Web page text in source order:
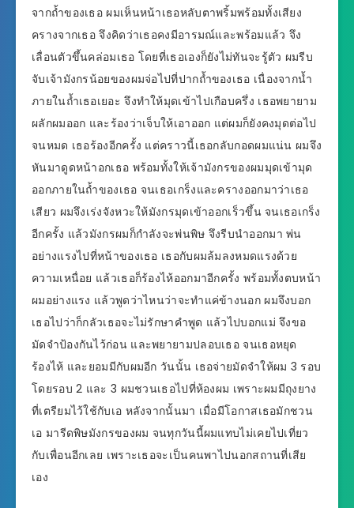
จากถ้ำของเธอ ผมเห็นหน้าเธอหลับตาพริ้มพร้อมทั้งเสียง
ครางจากเธอ จึงคิดว่าเธอคงมีอารมณ์และพร้อมแล้ว จึง
เลื่อนตัวขึ้นคล่อมเธอ โดยที่เธอเองก็ยังไม่ทันจะรู้ตัว ผมรีบ
จับเจ้ามังกรน้อยของผมจ่อไปที่ปากถ้ำของเธอ เนื่องจากน้ำ
ภายในถ้ำเธอเยอะ จึงทำให้มุดเข้าไปเกือบครึ่ง เธอพยายาม
ผลักผมออก และร้องว่าเจ็บให้เอาออก แต่ผมก็ยังคงมุดต่อไป
จนหมด เธอร้องอีกครั้ง แต่คราวนี้เธอกลับกอดผมแน่น ผมจึง
หันมาดูดหน้าอกเธอ พร้อมทั้งให้เจ้ามังกรของผมมุดเข้ามุด
ออกภายในถ้ำของเธอ จนเธอเกร็งและครางออกมาว่าเธอ
เสียว ผมจึงเร่งจังหวะให้มังกรมุดเข้าออกเร็วขึ้น จนเธอเกร็ง
อีกครั้ง แล้วมังกรผมก็กำลังจะพ่นพิษ จึงรีบนำออกมา พ่น
อย่างแรงไปที่หน้าของเธอ เธอกับผมล้มลงหมดแรงด้วย
ความเหนื่อย แล้วเธอก็ร้องไห้ออกมาอีกครั้ง พร้อมทั้งตบหน้า
ผมอย่างแรง แล้วพูดว่าไหนว่าจะทำแค่ข้างนอก ผมจึงบอก
เธอไปว่าก็กลัวเธอจะไม่รักษาคำพูด แล้วไปบอกแม่ จึงขอ
มัดจำป้องกันไว้ก่อน และพยายามปลอบเธอ จนเธอหยุด
ร้องไห้ และยอมมีกับผมอีก วันนั้น เธอจ่ายมัดจำให้ผม 3 รอบ
โดยรอบ 2 และ 3 ผมชวนเธอไปที่ห้องผม เพราะผมมีถุงยาง
ที่เตรียมไว้ใช้กับเอ หลังจากนั้นมา เมื่อมีโอกาสเธอมักชวน
เอ มารีดพิษมังกรของผม จนทุกวันนี้ผมแทบไม่เคยไปเที่ยว
กับเพื่อนอีกเลย เพราะเธอจะเป็นคนพาไปนอกสถานที่เสีย
เอง